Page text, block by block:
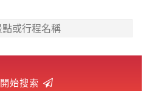
開始搜索